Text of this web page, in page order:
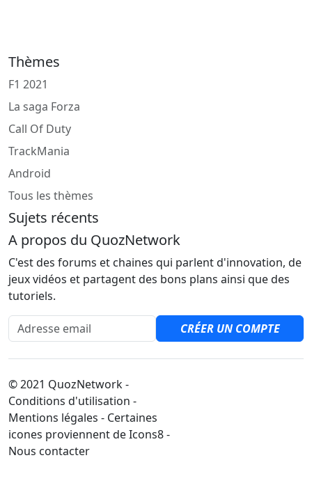
Thèmes
F1 2021
La saga Forza
Call Of Duty
TrackMania
Android
Tous les thèmes
Sujets récents
A propos du QuozNetwork
C'est des forums et chaines qui parlent d'innovation, de
jeux vidéos et partagent des bons plans ainsi que des
tutoriels.
Adresse email
CRÉER UN COMPTE
© 2021 QuozNetwork -
Conditions d'utilisation -
Mentions légales - Certaines
icones proviennent de Icons8 -
Nous contacter